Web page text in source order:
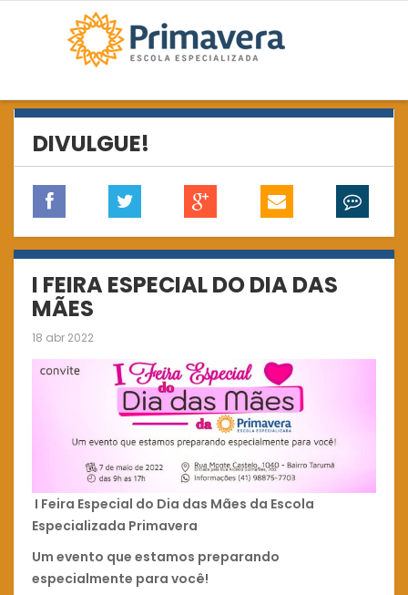
DIVULGUE!
I FEIRA ESPECIAL DO DIA DAS
MÃES
18 abr 2022
I Feira Especial do Dia das Mães da Escola
Especializada Primavera
Um evento que estamos preparando
especialmente para você!